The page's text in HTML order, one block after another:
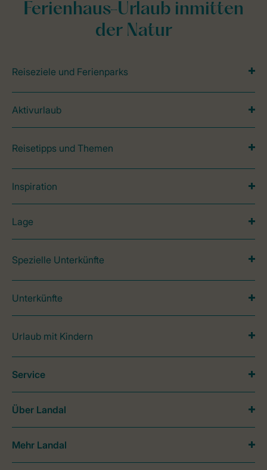
Ferienhaus-Urlaub inmitten
der Natur
Reiseziele und Ferienparks
Aktivurlaub
Reisetipps und Themen
Inspiration
Lage
Spezielle Unterkünfte
Unterkünfte
Urlaub mit Kindern
Service
Über Landal
Mehr Landal